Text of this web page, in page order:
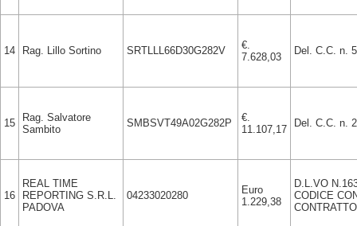
14 Rag. Lillo Sortino SRTLLL66D30G282V
€.
7.628,03
Del. C.C. n.
15
Rag. Salvatore
Sambito
SMBSVT49A02G282P
€.
11.107,17
Del. C.C. n.
16
REAL TIME
REPORTING S.R.L.
PADOVA
04233020280
Euro
1.229,38
D.L.VO
CODICE